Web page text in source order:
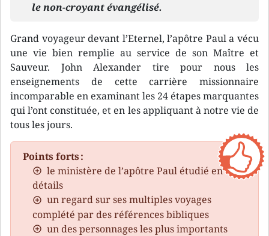
le non-croyant évangélisé.
Grand voyageur devant l’Eternel, l’apôtre Paul a vécu
une vie bien remplie au service de son Maître et
Sauveur. John Alexander tire pour nous les
enseignements de cette carrière missionnaire
incomparable en examinant les 24 étapes marquantes
qui l’ont constituée, et en les appliquant à notre vie de
tous les jours.
Points forts :
le ministère de l’apôtre Paul étudié en
détails
un regard sur ses multiples voyages
complété par des références bibliques
un des personnages les plus importants